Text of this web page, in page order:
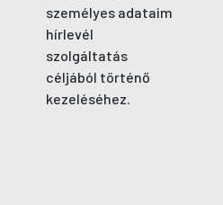
személyes adataim
hírlevél
szolgáltatás
céljából történő
kezeléséhez.